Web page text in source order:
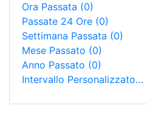
Ora Passata (0)
Passate 24 Ore (0)
Settimana Passata (0)
Mese Passato (0)
Anno Passato (0)
Intervallo Personalizzato…